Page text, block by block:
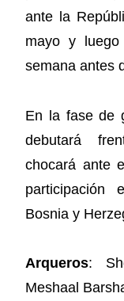
ante la
mayo y
semana antes
En la fase de
debutará
chocará ante
participación
Bosnia y
Arqueros:
Meshaal